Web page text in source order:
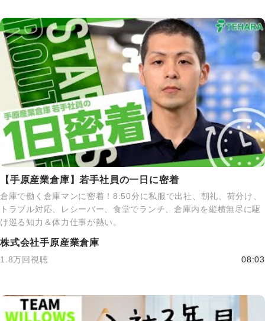
【手原産業倉庫】若手社員の一日に密着
倉庫で働く倉庫マンに密着！8:50分に私服で出社、朝礼、荷分け、
トラブル対応、レシーバー、食堂でランチ、倉庫内を縦横無尽に駆
け巡る知力＆体力仕事が熱い。
株式会社手原産業倉庫
1.8万回視聴 08:03